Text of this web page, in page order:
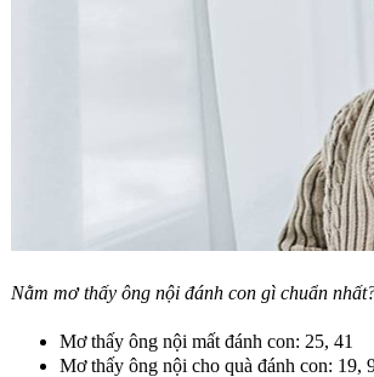
Nằm mơ thấy ông nội đánh con gì chuẩn
Mơ thấy ông nội mất đánh con: 25, 41
Mơ thấy ông nội cho quà đánh con: 19,